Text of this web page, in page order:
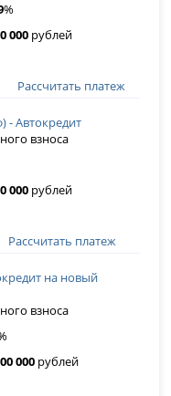
%
000 рублей
Рассчитать платеж
- Автокредит
взноса
000 рублей
Рассчитать платеж
на новый
взноса
000 рублей